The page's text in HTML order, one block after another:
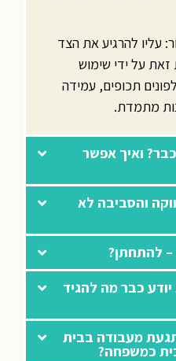
עליו להרגיע את הצד
זאת על ידי שימוש
תכופים, עמידה
מתמדת.
ואיך אפשר
והסביבה לא
– להתחתן?
כבר מה להגיד
מעבודה בבית
כמשפחה?